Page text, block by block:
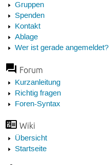
Gruppen
Spenden
Kontakt
Ablage
Wer ist gerade angemeldet?
Forum
Kurzanleitung
Richtig fragen
Foren-Syntax
Wiki
Übersicht
Startseite